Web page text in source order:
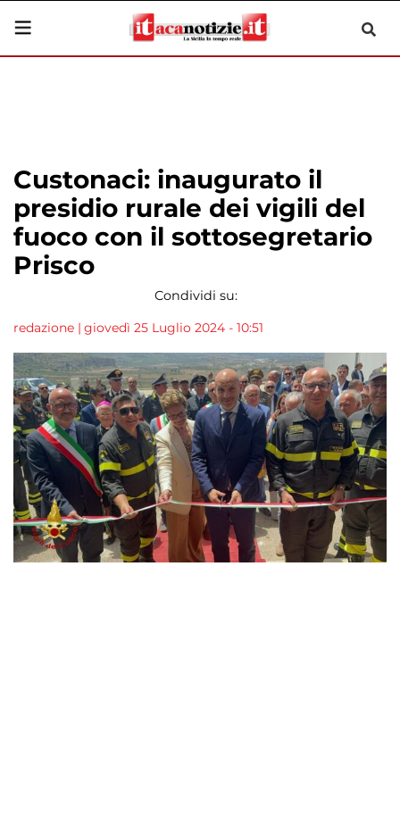
Custonaci: inaugurato il
presidio rurale dei vigili del
fuoco con il sottosegretario
Prisco
Condividi su:
redazione | giovedì 25 Luglio 2024 - 10:51